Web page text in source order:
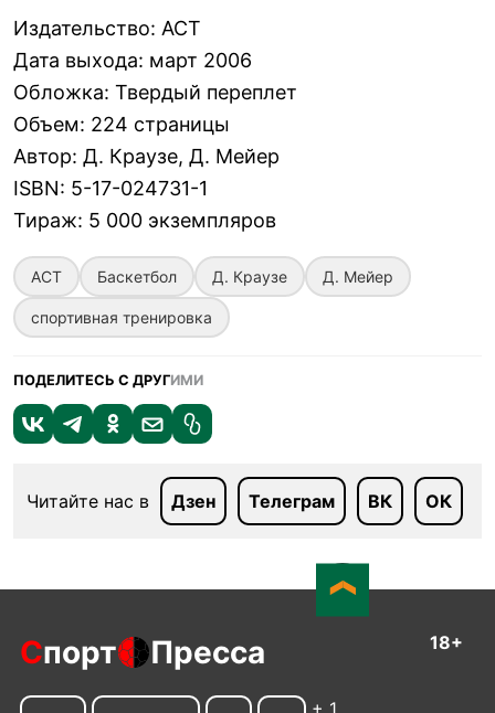
Издательство: АСТ
Дата выхода: март 2006
Обложка: Твердый переплет
Объем: 224 страницы
Автор: Д. Краузе, Д. Мейер
ISBN: 5-17-024731-1
Тираж: 5 000 экземпляров
АСТ Баскетбол Д. Краузе Д. Мейер
спортивная тренировка
ПОДЕЛИТЕСЬ С ДРУГИМИ
Читайте нас в Дзен Телеграм ВК ОК
Спорт Пресса 18+
+ 1